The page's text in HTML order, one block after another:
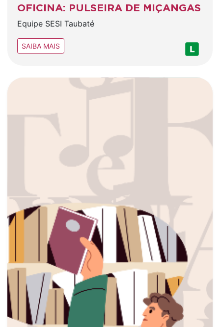
OFICINA: PULSEIRA DE MIÇANGAS
Equipe SESI Taubaté
SAIBA MAIS